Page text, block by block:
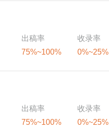
出稿率
75%~100%
收录率
0%~25%
出稿率
75%~100%
收录率
0%~25%